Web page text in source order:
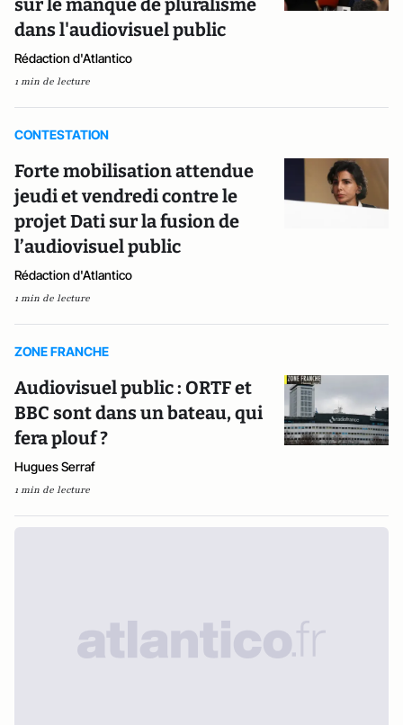
sur le manque de pluralisme
dans l'audiovisuel public
Rédaction d'Atlantico
1 min de lecture
CONTESTATION
Forte mobilisation attendue
jeudi et vendredi contre le
projet Dati sur la fusion de
l’audiovisuel public
Rédaction d'Atlantico
1 min de lecture
ZONE FRANCHE
Audiovisuel public : ORTF et
BBC sont dans un bateau, qui
fera plouf ?
Hugues Serraf
1 min de lecture